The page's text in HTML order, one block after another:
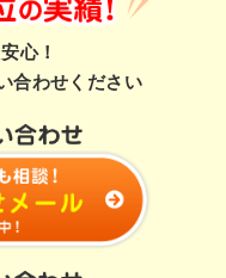
心！
合わせください